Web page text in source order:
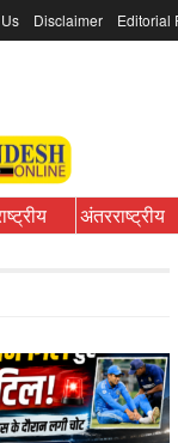
Disclaimer Editorial
अंतरराष्ट्रीय